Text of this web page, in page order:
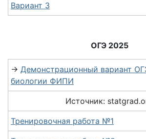
Вариант 3
ОГЭ 2025
→ Демонстрационный вариант
биологии ФИПИ
Источник:
Тренировочная работа №1